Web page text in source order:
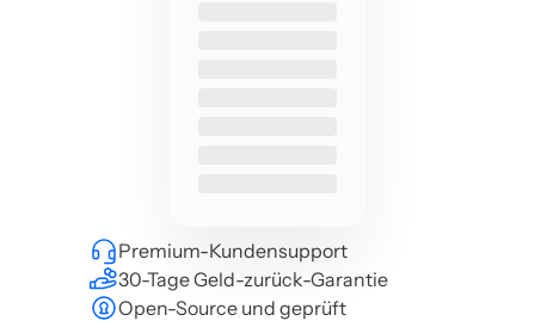
Premium-Kundensupport
30-Tage Geld-zurück-Garantie
Open-Source und geprüft